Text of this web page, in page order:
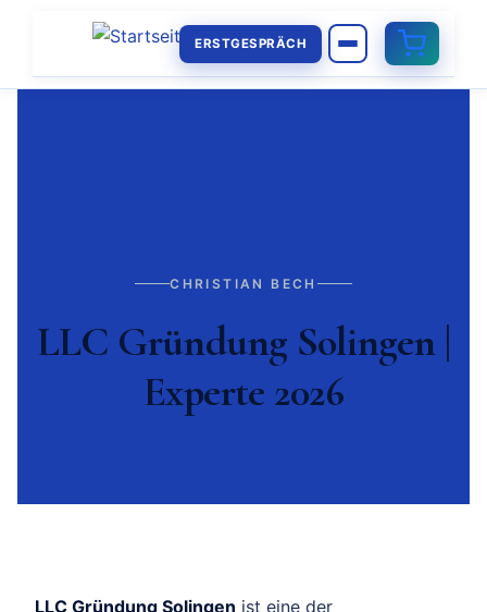
ERSTGESPRÄCH
CHRISTIAN BECH
LLC Gründung Solingen |
Experte 2026
LLC Gründung Solingen ist eine der